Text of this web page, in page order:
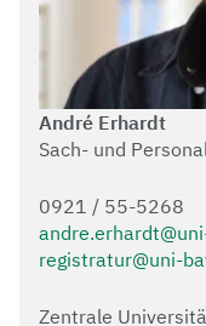
André Erhardt
Sach- und
0921 / 55-5268
registratur@uni-
Zentrale